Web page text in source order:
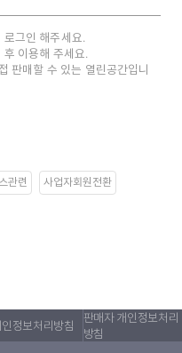
로그인 해주세요.
후 이용해 주세요.
판매할 수 있는 열린공간입니
관련 사업자회원전환
인정보처리방침
판매자 개인정보처리
방침